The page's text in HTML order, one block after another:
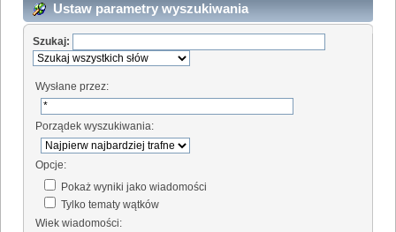
Ustaw parametry wyszukiwania
Szukaj:
Wysłane przez:
Porządek wyszukiwania:
Opcje:
Pokaż wyniki jako wiadomości
Tylko tematy wątków
Wiek wiadomości: